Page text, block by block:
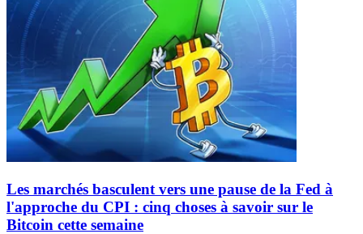
Les marchés basculent vers une pause de la Fed à
l'approche du CPI : cinq choses à savoir sur le
Bitcoin cette semaine